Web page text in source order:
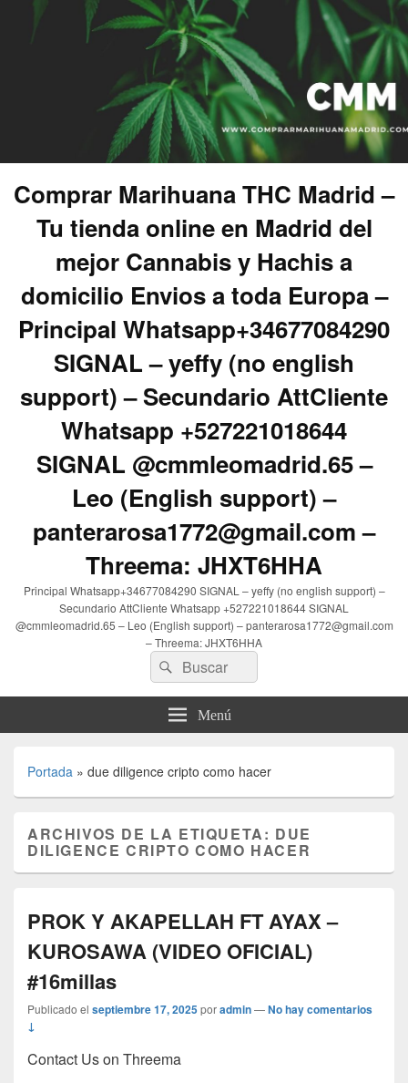
Comprar Marihuana THC Madrid –
Tu tienda online en Madrid del
mejor Cannabis y Hachis a
domicilio Envios a toda Europa –
Principal Whatsapp+34677084290
SIGNAL – yeffy (no english
support) – Secundario AttCliente
Whatsapp +527221018644
SIGNAL @cmmleomadrid.65 –
Leo (English support) –
panterarosa1772@gmail.com –
Threema: JHXT6HHA
Principal Whatsapp+34677084290 SIGNAL – yeffy (no english support) –
Secundario AttCliente Whatsapp +527221018644 SIGNAL
@cmmleomadrid.65 – Leo (English support) – panterarosa1772@gmail.com
– Threema: JHXT6HHA
Buscar
por:
Buscar
Menú
Portada » due diligence cripto como hacer
ARCHIVOS DE LA ETIQUETA: DUE
DILIGENCE CRIPTO COMO HACER
PROK Y AKAPELLAH FT AYAX –
KUROSAWA (VIDEO OFICIAL)
#16millas
Publicado el septiembre 17, 2025poradmin—No hay comentarios
↓
Contact Us on Threema